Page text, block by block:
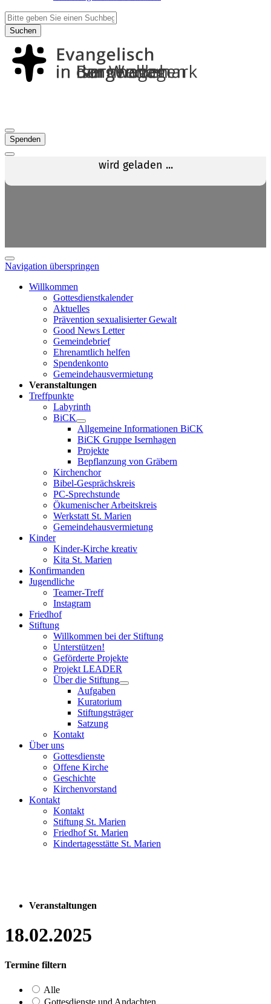
Suchen
Spenden
Navigation überspringen
Willkommen
Gottesdienstkalender
Aktuelles
Prävention sexualisierter Gewalt
Good News Letter
Gemeindebrief
Ehrenamtlich helfen
Spendenkonto
Gemeindehausvermietung
Veranstaltungen
Treffpunkte
Labyrinth
BiCK
Allgemeine Informationen BiCK
BiCK Gruppe Isernhagen
Projekte
Bepflanzung von Gräbern
Kirchenchor
Bibel-Gesprächskreis
PC-Sprechstunde
Ökumenischer Arbeitskreis
Werkstatt St. Marien
Gemeindehausvermietung
Kinder
Kinder-Kirche kreativ
Kita St. Marien
Konfirmanden
Jugendliche
Teamer-Treff
Instagram
Friedhof
Stiftung
Willkommen bei der Stiftung
Unterstützen!
Geförderte Projekte
Projekt LEADER
Über die Stiftung
Aufgaben
Kuratorium
Stiftungsträger
Satzung
Kontakt
Über uns
Gottesdienste
Offene Kirche
Geschichte
Kirchenvorstand
Kontakt
Kontakt
Stiftung St. Marien
Friedhof St. Marien
Kindertagesstätte St. Marien
Veranstaltungen
18.02.2025
Termine filtern
Alle